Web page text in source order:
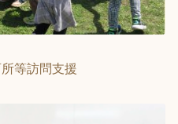
等訪問支援